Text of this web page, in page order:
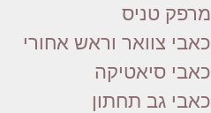
מרפק טניס
כאבי צוואר וראש אחורי
כאבי סיאטיקה
כאבי גב תחתון